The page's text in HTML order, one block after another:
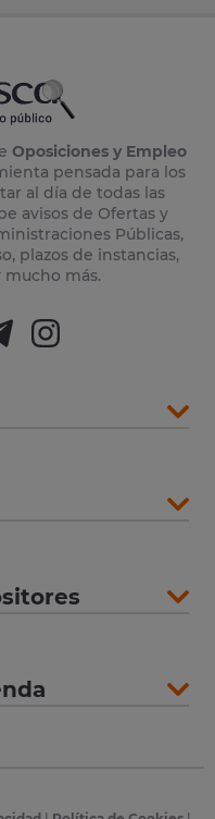
Oposiciones y Empleo
pensada para los
al día de todas las
avisos de Ofertas y
Públicas,
plazos de instancias,
más.